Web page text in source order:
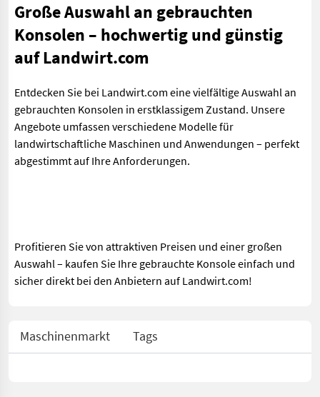
Große Auswahl an gebrauchten
Konsolen – hochwertig und günstig
auf Landwirt.com
Entdecken Sie bei Landwirt.com eine vielfältige Auswahl an
gebrauchten Konsolen in erstklassigem Zustand. Unsere
Angebote umfassen verschiedene Modelle für
landwirtschaftliche Maschinen und Anwendungen – perfekt
abgestimmt auf Ihre Anforderungen.
Profitieren Sie von attraktiven Preisen und einer großen
Auswahl – kaufen Sie Ihre gebrauchte Konsole einfach und
sicher direkt bei den Anbietern auf Landwirt.com!
Maschinenmarkt Tags